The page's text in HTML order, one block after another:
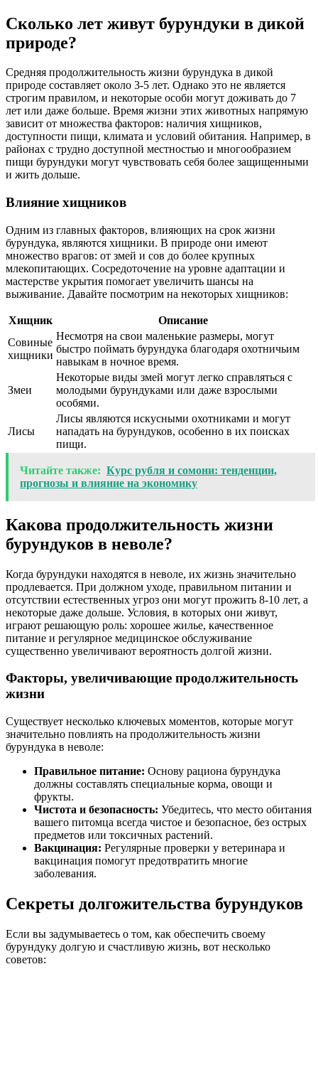
Сколько лет живут бурундуки в дикой
природе?
Средняя продолжительность жизни бурундука в дикой
природе составляет около 3-5 лет. Однако это не является
строгим правилом, и некоторые особи могут доживать до 7
лет или даже больше. Время жизни этих животных напрямую
зависит от множества факторов: наличия хищников,
доступности пищи, климата и условий обитания. Например, в
районах с трудно доступной местностью и многообразием
пищи бурундуки могут чувствовать себя более защищенными
и жить дольше.
Влияние хищников
Одним из главных факторов, влияющих на срок жизни
бурундука, являются хищники. В природе они имеют
множество врагов: от змей и сов до более крупных
млекопитающих. Сосредоточение на уровне адаптации и
мастерстве укрытия помогает увеличить шансы на
выживание. Давайте посмотрим на некоторых хищников:
Хищник
Описание
Совиные
хищники
Несмотря на свои маленькие размеры, могут
быстро поймать бурундука благодаря охотничьим
навыкам в ночное время.
Змеи
Некоторые виды змей могут легко справляться с
молодыми бурундуками или даже взрослыми
особями.
Лисы
Лисы являются искусными охотниками и могут
нападать на бурундуков, особенно в их поисках
пищи.
Читайте также: Курс рубля и сомони: тенденции,
прогнозы и влияние на экономику
Какова продолжительность жизни
бурундуков в неволе?
Когда бурундуки находятся в неволе, их жизнь значительно
продлевается. При должном уходе, правильном питании и
отсутствии естественных угроз они могут прожить 8-10 лет, а
некоторые даже дольше. Условия, в которых они живут,
играют решающую роль: хорошее жилье, качественное
питание и регулярное медицинское обслуживание
существенно увеличивают вероятность долгой жизни.
Факторы, увеличивающие продолжительность
жизни
Существует несколько ключевых моментов, которые могут
значительно повлиять на продолжительность жизни
бурундука в неволе:
Правильное питание: Основу рациона бурундука
должны составлять специальные корма, овощи и
фрукты.
Чистота и безопасность: Убедитесь, что место обитания
вашего питомца всегда чистое и безопасное, без острых
предметов или токсичных растений.
Вакцинация: Регулярные проверки у ветеринара и
вакцинация помогут предотвратить многие
заболевания.
Секреты долгожительства бурундуков
Если вы задумываетесь о том, как обеспечить своему
бурундуку долгую и счастливую жизнь, вот несколько
советов: